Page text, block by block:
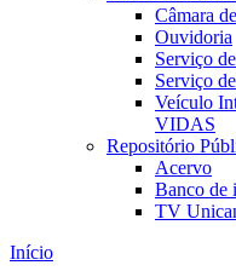
Câmara
Ouvidoria
Serviço
Serviço
Veículo
VIDAS
Repositório
Acervo
Banco de
TV
Início